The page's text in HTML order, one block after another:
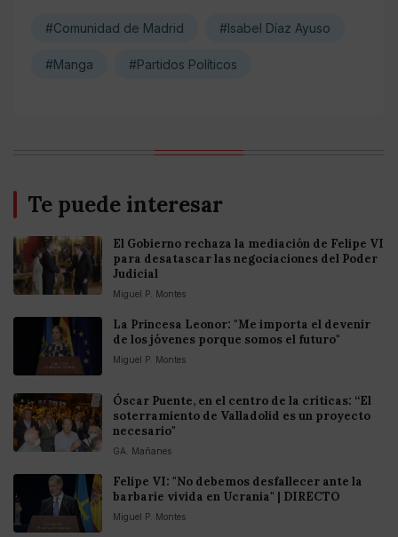
#Comunidad de Madrid #Isabel Díaz Ayuso
#Manga #Partidos Políticos
Te puede interesar
El Gobierno rechaza la mediación de Felipe VI
para desatascar las negociaciones del Poder
Judicial
Miguel P. Montes
La Princesa Leonor: "Me importa el devenir
de los jóvenes porque somos el futuro"
Miguel P. Montes
Óscar Puente, en el centro de la críticas: “El
soterramiento de Valladolid es un proyecto
necesario"
GA. Mañanes
Felipe VI: "No debemos desfallecer ante la
barbarie vivida en Ucrania" | DIRECTO
Miguel P. Montes